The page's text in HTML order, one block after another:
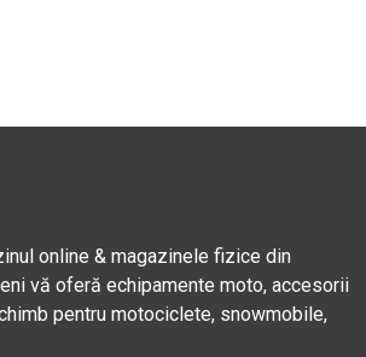
online & magazinele fizice din
vă oferă echipamente moto, accesorii
pentru motociclete, snowmobile,